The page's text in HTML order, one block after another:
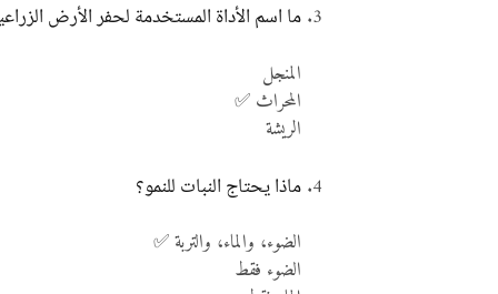
ما اسم الأداة المستخدمة لحفر الأرض
المنجل
المحراث ✅
الريشة
ماذا يحتاج النبات للنمو؟
الضوء، والماء، والتربة ✅
الضوء فقط